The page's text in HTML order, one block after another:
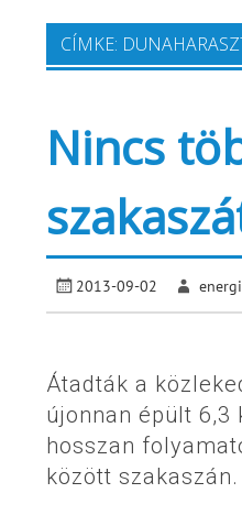
CÍMKE:
Nincs
2013-09-02
Átadták a
újonnan épült
hosszan
között szakaszán.